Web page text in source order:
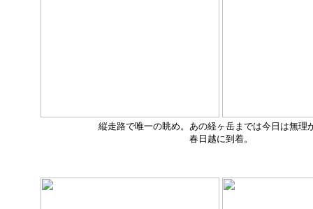
縦走路で唯一の眺め。あの経ヶ岳までは今日は無理
春日越に到着。